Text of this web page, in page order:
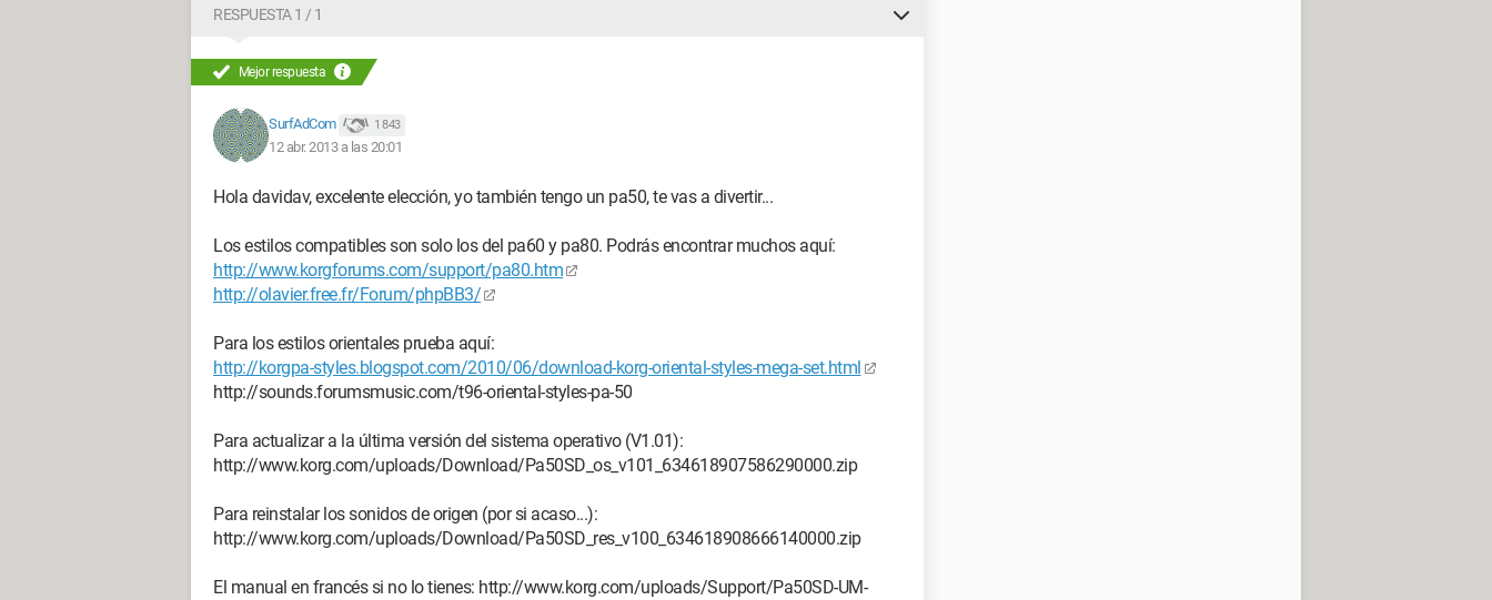
RESPUESTA 1 / 1
Mejor respuesta
SurfAdCom 1 843
12 abr. 2013 a las 20:01
Hola davidav, excelente elección, yo también tengo un pa50, te vas a divertir...
Los estilos compatibles son solo los del pa60 y pa80. Podrás encontrar muchos aquí:
http://www.korgforums.com/support/pa80.htm
http://olavier.free.fr/Forum/phpBB3/
Para los estilos orientales prueba aquí:
http://korgpa-styles.blogspot.com/2010/06/download-korg-oriental-styles-mega-set.html
http://sounds.forumsmusic.com/t96-oriental-styles-pa-50
Para actualizar a la última versión del sistema operativo (V1.01):
http://www.korg.com/uploads/Download/Pa50SD_os_v101_634618907586290000.zip
Para reinstalar los sonidos de origen (por si acaso...):
http://www.korg.com/uploads/Download/Pa50SD_res_v100_634618908666140000.zip
El manual en francés si no lo tienes: http://www.korg.com/uploads/Support/Pa50SD-UM-